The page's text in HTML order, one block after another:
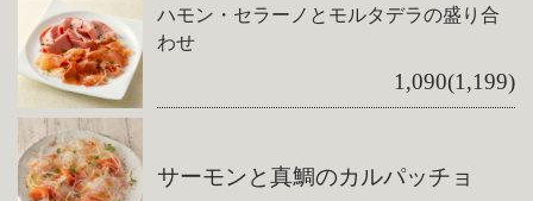
ハモン・セラーノとモルタデラの盛り合
わせ
1,090(1,199)
サーモンと真鯛のカルパッチョ